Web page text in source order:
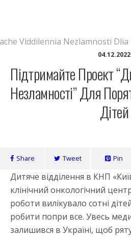
04.12.2022
Підтримайте Проект
Незламності” Для
Дітей
Share Tweet Pin
Дитяче відділення в КНП
клінічний онкологічний
роботи вилікувало сотні
робити попри все. Увесь
залишився в Україні, щоб